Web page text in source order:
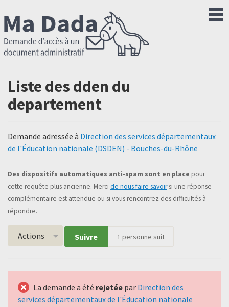
Liste des dden du
departement
Demande adressée à Direction des services départementaux
de l'Éducation nationale (DSDEN) - Bouches-du-Rhône
Des dispositifs automatiques anti-spam sont en place pour
cette requête plus ancienne. Merci de nous faire savoirsi une réponse
complémentaire est attendue ou si vous rencontrez des difficultés à
répondre.
Actions Suivre 1 personne suit
La demande a été rejetée par Direction des
services départementaux de l'Éducation nationale